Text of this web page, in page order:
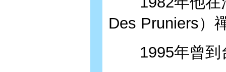
Des Pruniers）
1995年曾到